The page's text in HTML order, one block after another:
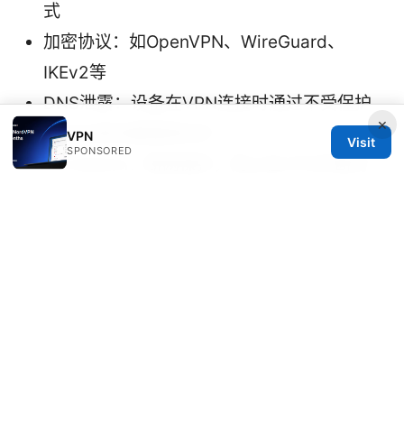
式
加密协议：如OpenVPN、WireGuard、
IKEv2等
DNS泄露：设备在VPN连接时通过不受保护
的DNS查询暴露真实IP
Kill Switch：断网保护，防止在VPN中断时
×
VPN
SPONSORED
Visit